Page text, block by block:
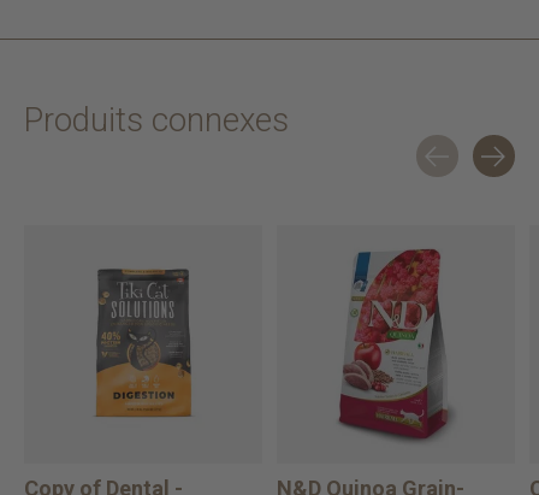
Produits connexes
Copy of Dental -
N&D Quinoa Grain-